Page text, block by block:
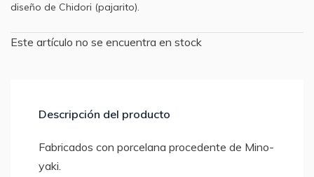
diseño de Chidori (pajarito).
Este artículo no se encuentra en stock
Descripción del producto
Fabricados con porcelana procedente de Mino-
yaki.